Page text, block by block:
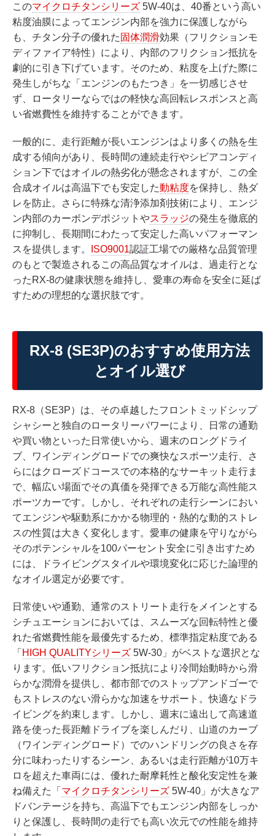
このマイクロチタンシリーズ 5W-40は、40番という高い
粘度油膜によってエンジン内部を強力に保護しながら
も、チタン分子の優れた 固体潤滑効果（フリクションモ
ディファイア特性）により、内部のフリクション抵抗を
劇的に引き下げています。そのため、粘度を上げた際に
発生しがちな「エンジンのもたつき」を一切感じさせ
ず、ロータリーならではの軽快な高回転レスポンスと高
い省燃費性を維持することができます。
一般的に、走行距離が長いエンジンはより多くの熱を生
成する傾向があり、長時間の連続走行やシビアコンディ
ション下ではオイルの熱劣化が懸念されますが、この全
合成オイルは高温下でも安定した動粘度を保持し、熱ダ
レを防止。さらに特殊な清浄添加剤技術により、エンジ
ン内部のカーボンデポジットやスラッジの発生を徹底的
に抑制し、長期間にわたって安定した高いパフォーマン
スを提供します。
ISO9001認証工場での厳格な品質管理
のもとで製造されるこの高品質なオイルは、過走行とな
ったRX-8の健康状態を維持し、愛車の寿命を安全に延ば
すための理想的な選択肢です。
RX-8 (SE3P)のおすすめ使用方法
とオイル選び
RX-8（SE3P）は、その卓越したフロントミッドシップ
シャシーと独自のロータリーパワーにより、日常の通勤
や買い物といった日常使いから、週末のロングドライ
ブ、ワインディングロードでの爽快なスポーツ走行、さ
らにはクローズドコースでの本格的なサーキット走行ま
で、幅広い場面でその真価を発揮できる万能な高性能ス
ポーツカーです。しかし、それぞれの走行シーンにおい
てエンジンや駆動系にかかる物理的・熱的な動的ストレ
スの性質は大きく変化します。愛車の健康を守りながら
そのポテンシャルを100パーセント安全に引き出すため
には、ドライビングスタイルや環境変化に応じた論理的
なオイル選定が必要です。
日常使いや通勤、通常のストリート走行をメインとする
シチュエーションにおいては、スムーズな回転特性と優
れた省燃費性能を最優先するため、標準指定粘度である
「 HIGH QUALITYシリーズ 5W-30」がベストな選択とな
ります。低いフリクション抵抗により冷間始動時から滑
らかな潤滑を提供し、都市部でのストップアンドゴーで
もストレスのない滑らかな加速をサポート。快適なドラ
イビングを約束します。しかし、週末に遠出して高速道
路を使った長距離ドライブを楽しんだり、山道のカーブ
（ワインディングロード）でのハンドリングの良さを存
分に味わったりするシーン、あるいは走行距離が10万キ
ロを超えた車両には、優れた耐摩耗性と酸化安定性を兼
ね備えた「 マイクロチタンシリーズ 5W-40」が大きなア
ドバンテージを持ち、高温下でもエンジン内部をしっか
りと保護し、長時間の走行でも高い次元での性能を維持